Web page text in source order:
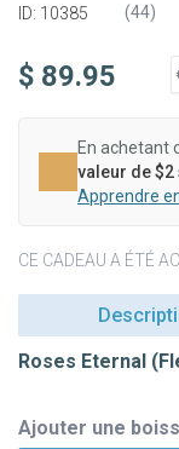
ID: 10385 (44)
$ 89.95
En achetant
valeur de $2
Apprendre
CE CADEAU A ÉTÉ
Roses Eternal
Ajouter une